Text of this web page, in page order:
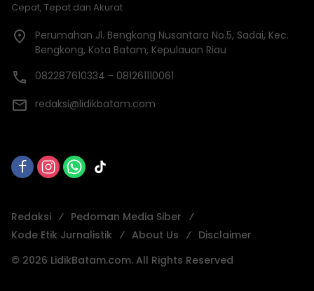
Cepat, Tepat dan Akurat
Perumahan Jl. Bengkong Nusantara No.5, Sadai, Kec.
Bengkong, Kota Batam, Kepulauan Riau
082287610334 - 081261110061
redaksi@lidikbatam.com
Redaksi
Pedoman Media Siber
Kode Etik Jurnalistik
About Us
Disclaimer
© 2026 LidikBatam.com. All Rights Reserved